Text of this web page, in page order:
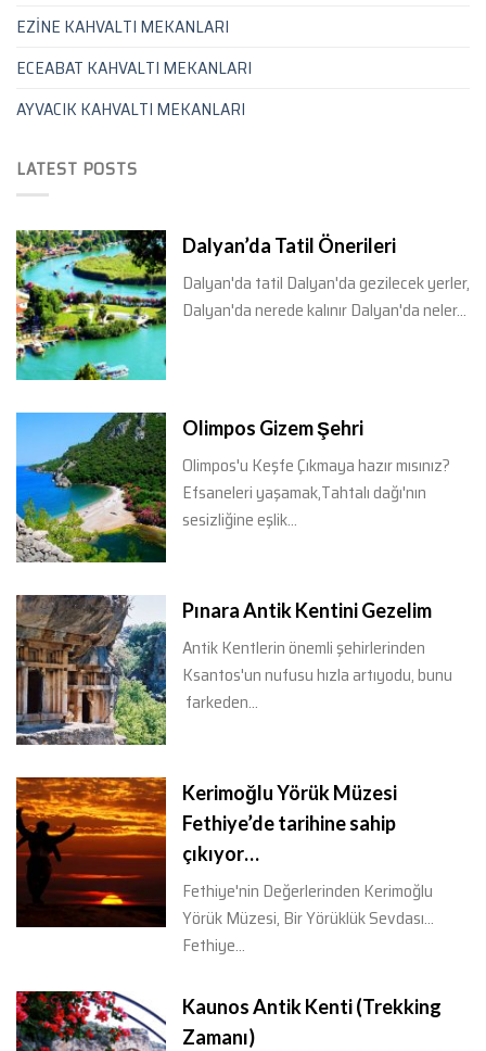
EZİNE KAHVALTI MEKANLARI
ECEABAT KAHVALTI MEKANLARI
AYVACIK KAHVALTI MEKANLARI
LATEST POSTS
Dalyan’da Tatil Önerileri
Dalyan'da tatil Dalyan'da gezilecek yerler,
Dalyan'da nerede kalınır Dalyan'da neler...
Olimpos Gizem Şehri
Olimpos'u Keşfe Çıkmaya hazır mısınız?
Efsaneleri yaşamak,Tahtalı dağı'nın
sesizliğine eşlik...
Pınara Antik Kentini Gezelim
Antik Kentlerin önemli şehirlerinden
Ksantos'un nufusu hızla artıyodu, bunu
farkeden...
Kerimoğlu Yörük Müzesi
Fethiye’de tarihine sahip
çıkıyor…
Fethiye'nin Değerlerinden Kerimoğlu
Yörük Müzesi, Bir Yörüklük Sevdası...
Fethiye...
Kaunos Antik Kenti (Trekking
Zamanı)